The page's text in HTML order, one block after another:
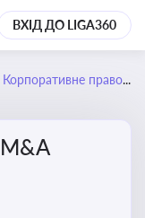
ВХІД ДО LIGA360
Корпоративне право / M&A